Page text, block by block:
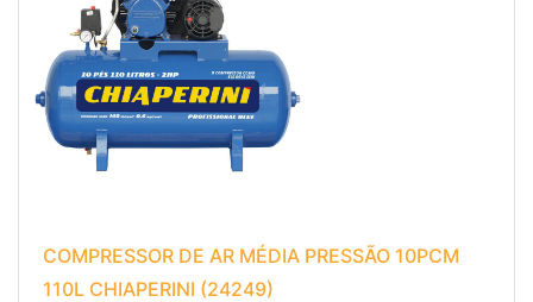
COMPRESSOR DE AR MÉDIA PRESSÃO 10PCM
110L CHIAPERINI (24249)